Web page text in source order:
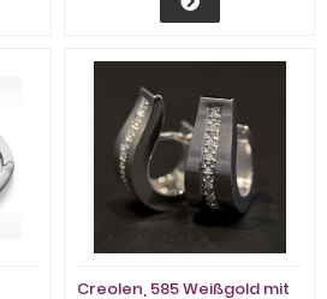
Creolen, 585 Weißgold mit